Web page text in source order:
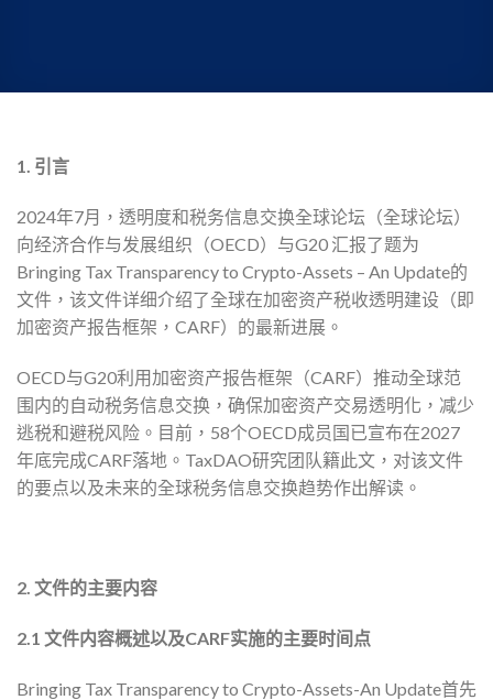
1. 引言
2024年7月，透明度和税务信息交换全球论坛（全球论坛）
向经济合作与发展组织（OECD）与G20 汇报了题为
Bringing Tax Transparency to Crypto-Assets – An Update的
文件，该文件详细介绍了全球在加密资产税收透明建设（即
加密资产报告框架，CARF）的最新进展。
OECD与G20利用加密资产报告框架（CARF）推动全球范
围内的自动税务信息交换，确保加密资产交易透明化，减少
逃税和避税风险。目前，58个OECD成员国已宣布在2027
年底完成CARF落地。TaxDAO研究团队籍此文，对该文件
的要点以及未来的全球税务信息交换趋势作出解读。
2. 文件的主要内容
2.1 文件内容概述以及CARF实施的主要时间点
Bringing Tax Transparency to Crypto-Assets-An Update首先